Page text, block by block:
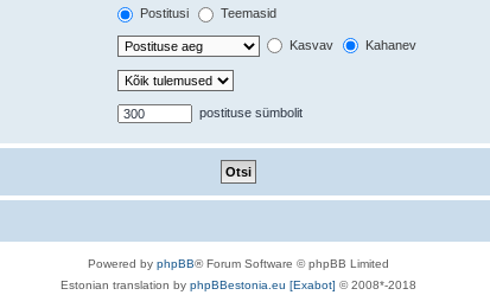
Postitusi Teemasid
Kasvav Kahanev
postituse sümbolit
Powered by phpBB® Forum Software © phpBB Limited
Estonian translation by phpBBestonia.eu [Exabot] © 2008*-2018